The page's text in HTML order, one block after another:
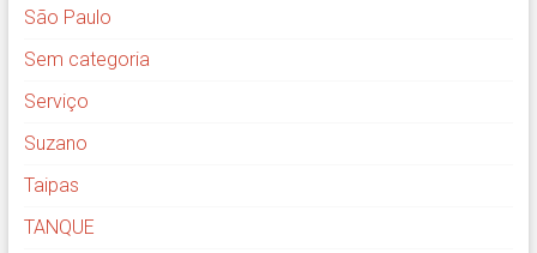
São Paulo
Sem categoria
Serviço
Suzano
Taipas
TANQUE